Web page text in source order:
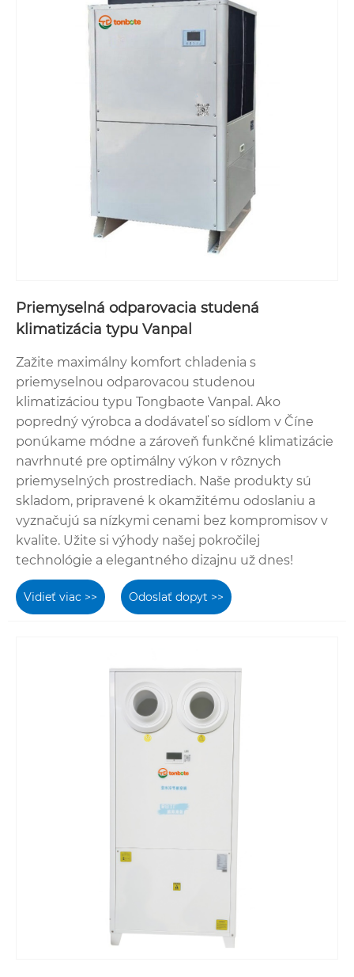
Priemyselná odparovacia studená
klimatizácia typu Vanpal
Zažite maximálny komfort chladenia s
priemyselnou odparovacou studenou
klimatizáciou typu Tongbaote Vanpal. Ako
popredný výrobca a dodávateľ so sídlom v Číne
ponúkame módne a zároveň funkčné klimatizácie
navrhnuté pre optimálny výkon v rôznych
priemyselných prostrediach. Naše produkty sú
skladom, pripravené k okamžitému odoslaniu a
vyznačujú sa nízkymi cenami bez kompromisov v
kvalite. Užite si výhody našej pokročilej
technológie a elegantného dizajnu už dnes!
Vidieť viac >> Odoslať dopyt >>